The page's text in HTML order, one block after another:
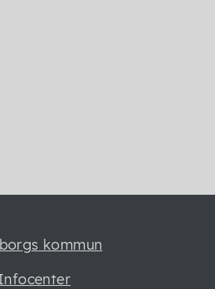
kommun